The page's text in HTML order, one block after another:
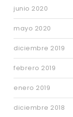
junio 2020
mayo 2020
diciembre 2019
febrero 2019
enero 2019
diciembre 2018